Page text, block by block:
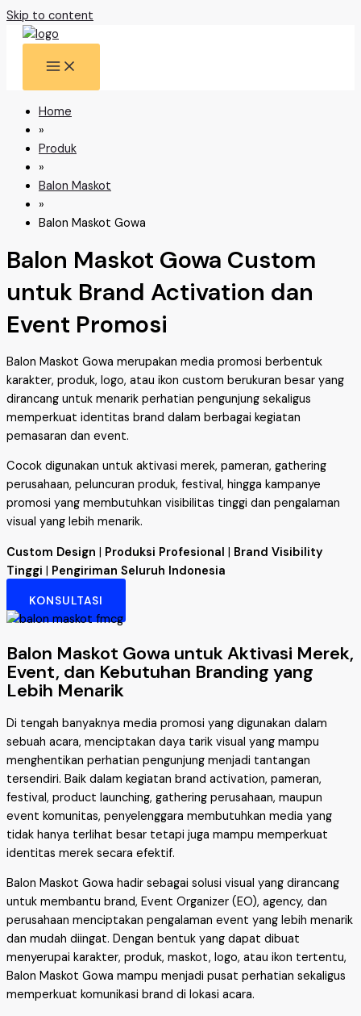
Skip to content
Home
»
Produk
»
Balon Maskot
»
Balon Maskot Gowa
Balon Maskot Gowa Custom
untuk Brand Activation dan
Event Promosi
Balon Maskot Gowa merupakan media promosi berbentuk
karakter, produk, logo, atau ikon custom berukuran besar yang
dirancang untuk menarik perhatian pengunjung sekaligus
memperkuat identitas brand dalam berbagai kegiatan
pemasaran dan event.
Cocok digunakan untuk aktivasi merek, pameran, gathering
perusahaan, peluncuran produk, festival, hingga kampanye
promosi yang membutuhkan visibilitas tinggi dan pengalaman
visual yang lebih menarik.
Custom Design | Produksi Profesional | Brand Visibility
Tinggi | Pengiriman Seluruh Indonesia
KONSULTASI
Balon Maskot Gowa untuk Aktivasi Merek,
Event, dan Kebutuhan Branding yang
Lebih Menarik
Di tengah banyaknya media promosi yang digunakan dalam
sebuah acara, menciptakan daya tarik visual yang mampu
menghentikan perhatian pengunjung menjadi tantangan
tersendiri. Baik dalam kegiatan brand activation, pameran,
festival, product launching, gathering perusahaan, maupun
event komunitas, penyelenggara membutuhkan media yang
tidak hanya terlihat besar tetapi juga mampu memperkuat
identitas merek secara efektif.
Balon Maskot Gowa hadir sebagai solusi visual yang dirancang
untuk membantu brand, Event Organizer (EO), agency, dan
perusahaan menciptakan pengalaman event yang lebih menarik
dan mudah diingat. Dengan bentuk yang dapat dibuat
menyerupai karakter, produk, maskot, logo, atau ikon tertentu,
Balon Maskot Gowa mampu menjadi pusat perhatian sekaligus
memperkuat komunikasi brand di lokasi acara.